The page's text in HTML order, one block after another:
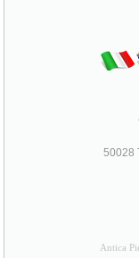
50028
Antica